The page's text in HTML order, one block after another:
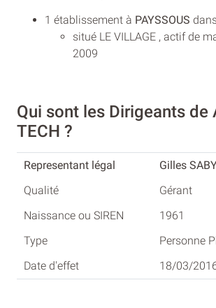
1 établissement à PAYSSOUS
situé LE VILLAGE , actif de
2009
Qui sont les Dirigeants de
TECH ?
Gilles
Gérant
1961
Personne
18/03/